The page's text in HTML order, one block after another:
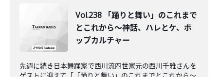
Vol.238 「踊りと舞い」のこれまで
とこれから〜神話、ハレとケ、ポ
ップカルチャー
先週に続き日本舞踊家で西川流四世家元の西川千雅さんを